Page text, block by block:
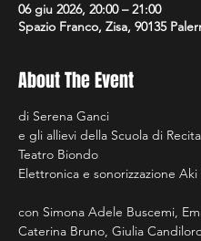
06 giu 2026, 20:00 – 21:00
Spazio Franco, Zisa, 90135
About The Event
di Serena Ganci
e gli allievi della Scuola di
Teatro Biondo
Elettronica e sonorizzazione
con Simona Adele Buscemi,
Caterina Bruno, Giulia